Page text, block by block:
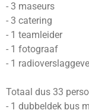
- 3 maseurs
- 3 catering
- 1 teamleider
- 1 fotograaf
- 1
Totaal dus 33
- 1 dubbeldek bus